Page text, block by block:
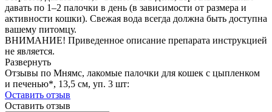
давать по 1–2 палочки в день (в зависимости от размера и
активности кошки). Свежая вода всегда должна быть доступна
вашему питомцу.
ВНИМАНИЕ! Приведенное описание препарата инструкцией
не является.
Развернуть
Отзывы по Мнямс, лакомые палочки для кошек с цыпленком
и печенью*, 13,5 см, уп. 3 шт:
Оставить отзыв
Оставить отзыв